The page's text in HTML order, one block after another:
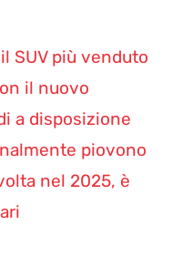
SUV più venduto
il nuovo
a disposizione
piovono
nel 2025, è